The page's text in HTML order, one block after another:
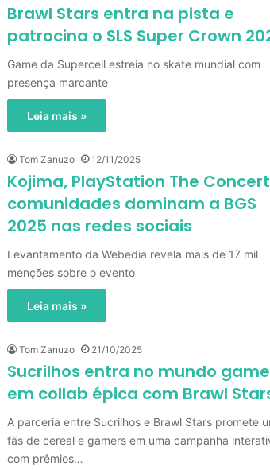
Brawl Stars entra na pista e
patrocina o SLS Super Crown
Game da Supercell estreia no skate mundial com
presença marcante
Leia mais »
Tom Zanuzo 12/11/2025
Kojima, PlayStation The
comunidades dominam a BGS
2025 nas redes sociais
Levantamento da Webedia revela mais de 17 mil
menções sobre o evento
Leia mais »
Tom Zanuzo 21/10/2025
Sucrilhos entra no mundo
em collab épica com Brawl
A parceria entre Sucrilhos e Brawl Stars promete
fãs de cereal e gamers em uma campanha
com prêmios…